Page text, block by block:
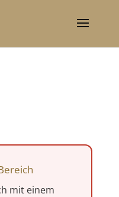
mit einem